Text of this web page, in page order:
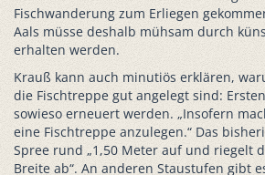
Fischwanderung zum Erliegen
Aals müsse deshalb mühsam durch
erhalten werden.
Krauß kann auch minutiös erklären,
die Fischtreppe gut angelegt sind:
sowieso erneuert werden. „Insofern
eine Fischtreppe anzulegen.“ Das
Spree rund „1,50 Meter auf und riegelt
Breite ab“. An anderen Staustufen gibt